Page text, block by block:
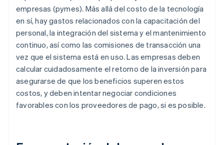
empresas (pymes). Más allá del costo de la tecnología
en sí, hay gastos relacionados con la capacitación del
personal, la integración del sistema y el mantenimiento
continuo, así como las comisiones de transacción una
vez que el sistema está en uso. Las empresas deben
calcular cuidadosamente el retorno de la inversión para
asegurarse de que los beneficios superen estos
costos, y deben intentar negociar condiciones
favorables con los proveedores de pago, si es posible.